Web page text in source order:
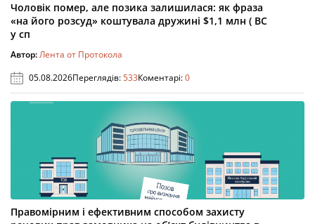
Чоловік помер, але позика залишилася: як фраза
«на його розсуд» коштувала дружині $1,1 млн ( ВС
у сп
Автор:Лента от Протокола
05.08.2026Переглядів:533Коментарі:0
Правомірним і ефективним способом захисту